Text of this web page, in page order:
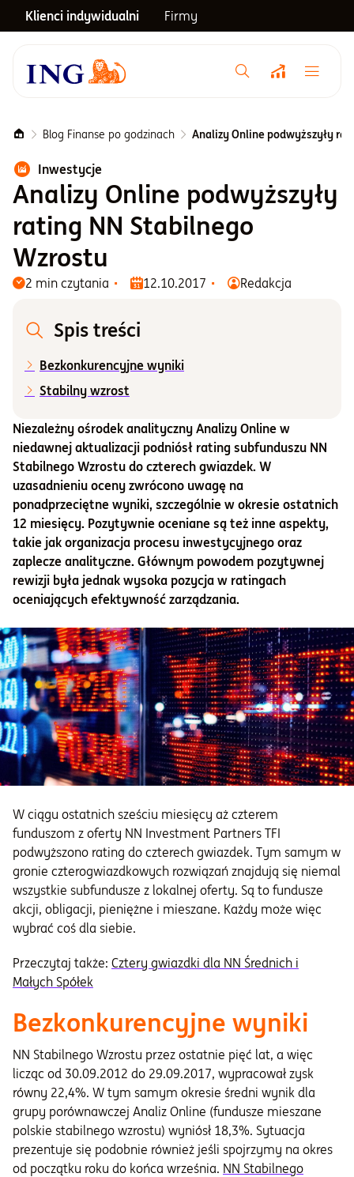
Klienci indywidualni Firmy
Menu główne
Notowania
Emerytura
Inwestycje
Blog
Centrum pomocy
Informacje i dokumenty
O nas
Otwórz konto
Zaloguj
Blog Finanse po godzinach Analizy Online podwyższyły
Inwestycje
Analizy Online podwyższyły
rating NN Stabilnego
Wzrostu
2 min czytania 12.10.2017 Redakcja
Niezależny ośrodek analityczny Analizy Online w
niedawnej aktualizacji podniósł rating subfunduszu NN
Stabilnego Wzrostu do czterech gwiazdek. W
uzasadnieniu oceny zwrócono uwagę na
ponadprzeciętne wyniki, szczególnie w okresie ostatnich
12 miesięcy. Pozytywnie oceniane są też inne aspekty,
takie jak organizacja procesu inwestycyjnego oraz
zaplecze analityczne. Głównym powodem pozytywnej
rewizji była jednak wysoka pozycja w ratingach
oceniających efektywność zarządzania.
Spis treści
Bezkonkurencyjne wyniki
Stabilny wzrost
W ciągu ostatnich sześciu miesięcy aż czterem
funduszom z oferty NN Investment Partners TFI
podwyższono rating do czterech gwiazdek. Tym samym w
gronie czterogwiazdkowych rozwiązań znajdują się niemal
wszystkie subfundusze z lokalnej oferty. Są to fundusze
akcji, obligacji, pieniężne i mieszane. Każdy może więc
wybrać coś dla siebie.
Przeczytaj także: Cztery gwiazdki dla NN Średnich i
Małych Spółek
Bezkonkurencyjne wyniki
NN Stabilnego Wzrostu przez ostatnie pięć lat, a więc
licząc od 30.09.2012 do 29.09.2017, wypracował zysk
równy 22,4%. W tym samym okresie średni wynik dla
grupy porównawczej Analiz Online (fundusze mieszane
polskie stabilnego wzrostu) wyniósł 18,3%. Sytuacja
prezentuje się podobnie również jeśli spojrzymy na okres
od początku roku do końca września. NN Stabilnego